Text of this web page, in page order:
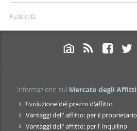
Pubblicità
Informazione sul Mercato degli Affitti
Evoluzione del prezzo d'affitto
Vantaggi dell' affitto: per il proprietario
Vantaggi dell' affitto: per l' inquilino